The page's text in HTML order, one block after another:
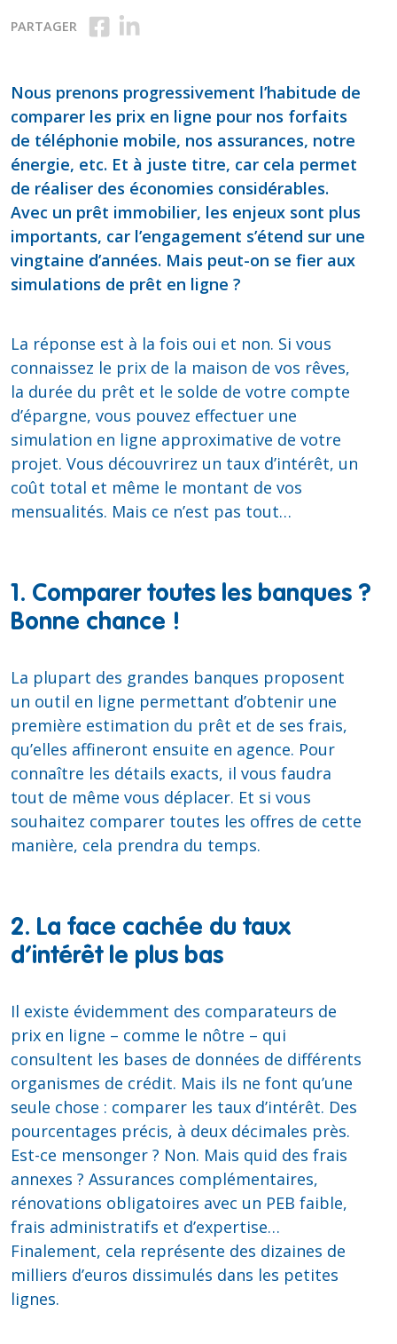
PARTAGER Partager sur Facebook
Partager sur LinkedIn
Nous prenons progressivement l’habitude de
comparer les prix en ligne pour nos forfaits
de téléphonie mobile, nos assurances, notre
énergie, etc. Et à juste titre, car cela permet
de réaliser des économies considérables.
Avec un prêt immobilier, les enjeux sont plus
importants, car l’engagement s’étend sur une
vingtaine d’années. Mais peut-on se fier aux
simulations de prêt en ligne ?
La réponse est à la fois oui et non. Si vous
connaissez le prix de la maison de vos rêves,
la durée du prêt et le solde de votre compte
d’épargne, vous pouvez effectuer une
simulation en ligne approximative de votre
projet. Vous découvrirez un taux d’intérêt, un
coût total et même le montant de vos
mensualités. Mais ce n’est pas tout…
1. Comparer toutes les banques ?
Bonne chance !
La plupart des grandes banques proposent
un outil en ligne permettant d’obtenir une
première estimation du prêt et de ses frais,
qu’elles affineront ensuite en agence. Pour
connaître les détails exacts, il vous faudra
tout de même vous déplacer. Et si vous
souhaitez comparer toutes les offres de cette
manière, cela prendra du temps.
2. La face cachée du taux
d’intérêt le plus bas
Il existe évidemment des comparateurs de
prix en ligne – comme le nôtre – qui
consultent les bases de données de différents
organismes de crédit. Mais ils ne font qu’une
seule chose : comparer les taux d’intérêt. Des
pourcentages précis, à deux décimales près.
Est-ce mensonger ? Non. Mais quid des frais
annexes ? Assurances complémentaires,
rénovations obligatoires avec un PEB faible,
frais administratifs et d’expertise…
Finalement, cela représente des dizaines de
milliers d’euros dissimulés dans les petites
lignes.